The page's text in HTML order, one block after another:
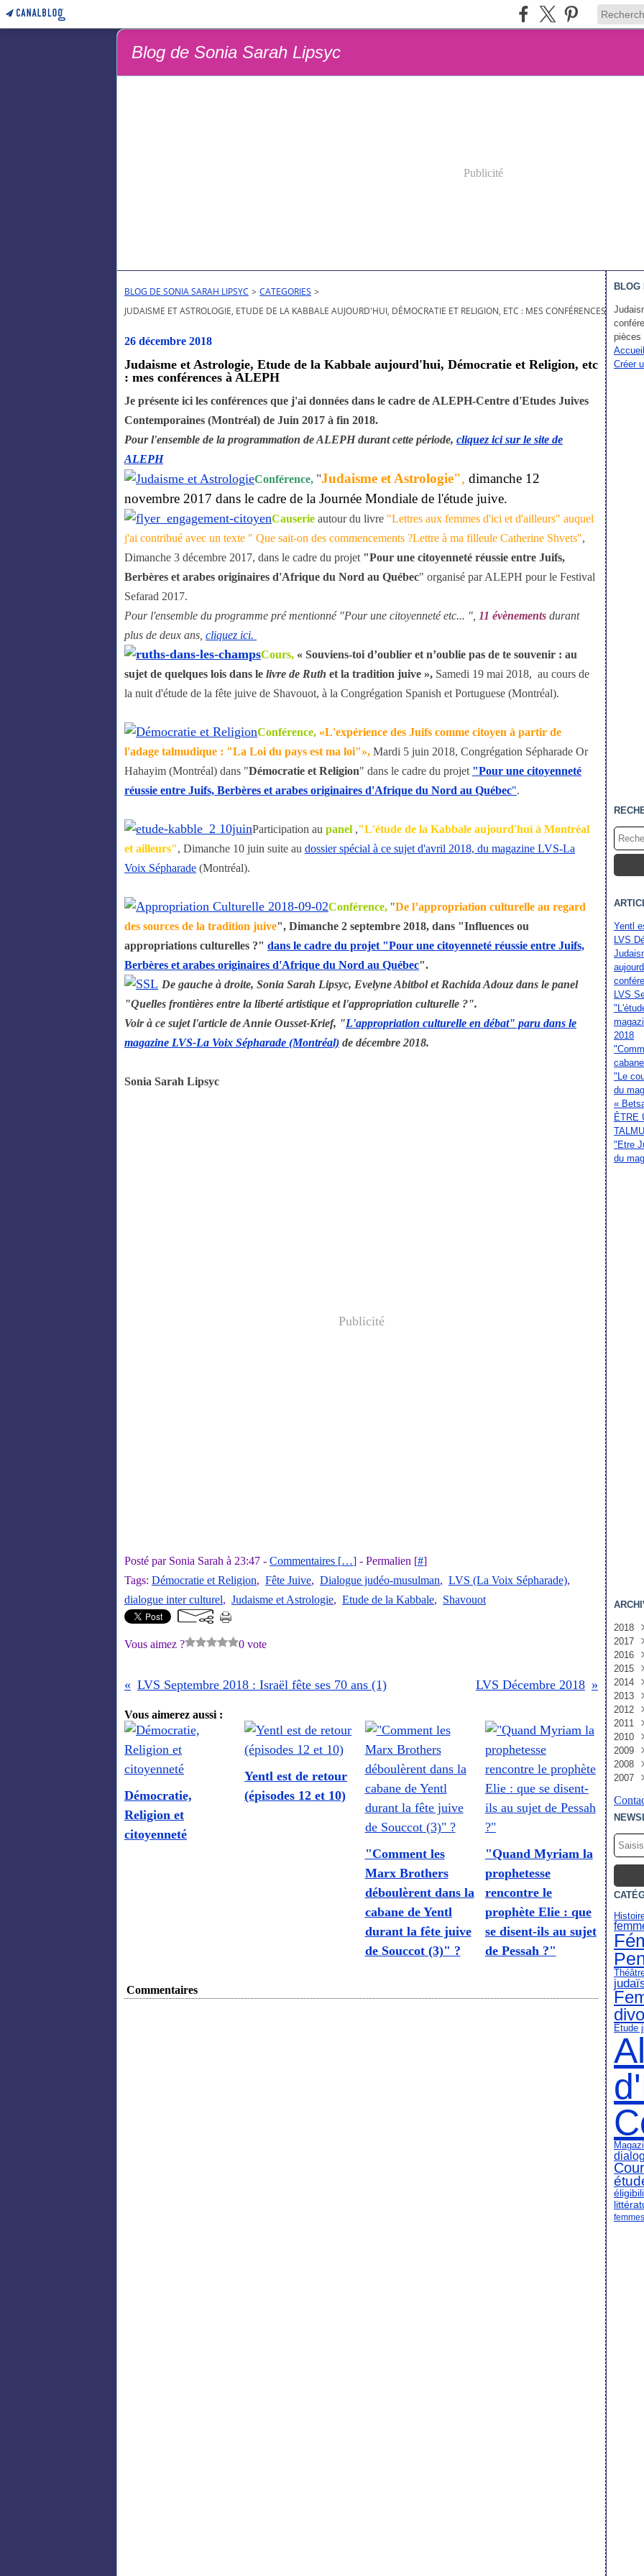
Blog de Sonia Sarah Lipsyc
Publicité
BLOG DE SONIA SARAH LIPSYC > CATEGORIES >
JUDAISME ET ASTROLOGIE, ETUDE DE LA KABBALE AUJOURD'HUI, DÉMOCRATIE ET RELIGION, ETC : MES CONFÉRENCES À ALEPH
26 décembre 2018
Judaisme et Astrologie, Etude de la Kabbale aujourd'hui, Démocratie et Religion, etc
: mes conférences à ALEPH
Je présente ici les conférences que j'ai données dans le cadre de ALEPH-Centre d'Etudes Juives
Contemporaines (Montréal) de Juin 2017 à fin 2018.
Pour l'ensemble de la programmation de ALEPH durant cette période, cliquez ici sur le site de
ALEPH
Conférence, "Judaisme et Astrologie", dimanche 12
novembre 2017 dans le cadre de la Journée Mondiale de l'étude juive.
Causerie autour du livre "Lettres aux femmes d'ici et d'ailleurs" auquel
j'ai contribué avec un texte " Que sait-on des commencements ?Lettre à ma filleule Catherine Shvets",
Dimanche 3 décembre 2017, dans le cadre du projet "Pour une citoyenneté réussie entre Juifs,
Berbères et arabes originaires d'Afrique du Nord au Québec" organisé par ALEPH pour le Festival
Sefarad 2017.
Pour l'ensemble du programme pré mentionné "Pour une citoyenneté etc... ", 11 évènements durant
plus de deux ans, cliquez ici.
Cours, « Souviens-toi d’oublier et n’oublie pas de te souvenir : au
sujet de quelques lois dans le livre de Ruth et la tradition juive », Samedi 19 mai 2018, au cours de
la nuit d'étude de la fête juive de Shavouot, à la Congrégation Spanish et Portuguese (Montréal).
Conférence, «L'expérience des Juifs comme citoyen à partir de
l'adage talmudique : "La Loi du pays est ma loi"», Mardi 5 juin 2018, Congrégation Sépharade Or
Hahayim (Montréal) dans "Démocratie et Religion" dans le cadre du projet "Pour une citoyenneté
réussie entre Juifs, Berbères et arabes originaires d'Afrique du Nord au Québec".
Participation au panel ,"L'étude de la Kabbale aujourd'hui à Montréal
et ailleurs", Dimanche 10 juin suite au dossier spécial à ce sujet d'avril 2018, du magazine LVS-La
Voix Sépharade (Montréal).
Conférence, "De l’appropriation culturelle au regard
des sources de la tradition juive", Dimanche 2 septembre 2018, dans "Influences ou
appropriations culturelles ?" dans le cadre du projet "Pour une citoyenneté réussie entre Juifs,
Berbères et arabes originaires d'Afrique du Nord au Québec".
De gauche à droite, Sonia Sarah Lipsyc, Evelyne Abitbol et Rachida Adouz dans le panel
"Quelles frontières entre la liberté artistique et l'appropriation culturelle ?".
Voir à ce sujet l'article de Annie Ousset-Krief, "L'appropriation culturelle en débat" paru dans le
magazine LVS-La Voix Sépharade (Montréal) de décembre 2018.
Sonia Sarah Lipsyc
Publicité
Posté par Sonia Sarah à 23:47 - Commentaires […] - Permalien [#]
Tags: Démocratie et Religion, Fête Juive, Dialogue judéo-musulman, LVS (La Voix Sépharade),
dialogue inter culturel, Judaisme et Astrologie, Etude de la Kabbale, Shavouot
Vous aimez ? 0 vote
LVS Septembre 2018 : Israël fête ses 70 ans (1) LVS Décembre 2018
Vous aimerez aussi :
Démocratie,
Religion et
citoyenneté
Yentl est de retour
(épisodes 12 et 10)
"Comment les
Marx Brothers
déboulèrent dans la
cabane de Yentl
durant la fête juive
de Souccot (3)" ?
"Quand Myriam la
prophetesse
rencontre le
prophète Elie : que
se disent-ils au sujet
de Pessah ?"
Commentaires
BLOG
pièces
Créer
Yentl
LVS
LVS
2018
"Le
du
«
ÊTRE
"Etre
du
2018
Avril
2017
Juin
Mai
Avril
2016
Juin
Mai
Mars
2015
Août
Juin
Mai
2014
Juin
Avril
2013
Août
2012
Août
Mai
2011
Août
Mai
2010
Mai
2009
Mai
2008
2007
Etude